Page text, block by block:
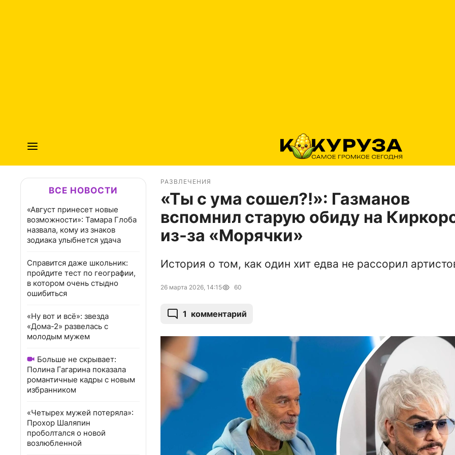
ВСЕ НОВОСТИ
«Август принесет новые
возможности»: Тамара Глоба
назвала, кому из знаков
зодиака улыбнется удача
Справится даже школьник:
пройдите тест по географии,
в котором очень стыдно
ошибиться
«Ну вот и всё»: звезда
«Дома-2» развелась с
молодым мужем
Больше не скрывает:
Полина Гагарина показала
романтичные кадры с новым
избранником
«Четырех мужей потеряла»:
Прохор Шаляпин
проболтался о новой
возлюбленной
РАЗВЛЕЧЕНИЯ
«Ты с ума сошел?!»: Газманов
вспомнил старую обиду на
из-за «Морячки»
История о том, как один хит едва не рассорил
26 марта 2026, 14:15 60
1 комментарий